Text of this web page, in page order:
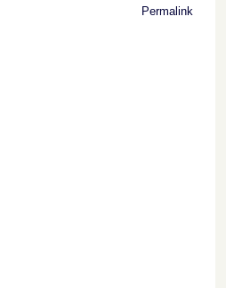
Permalink